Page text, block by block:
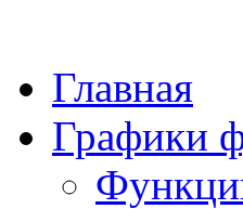
Главная
Графики